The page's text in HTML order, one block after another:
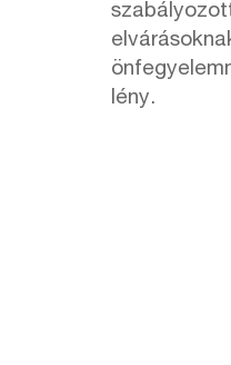
lény.